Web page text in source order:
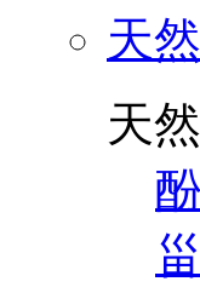
天
天